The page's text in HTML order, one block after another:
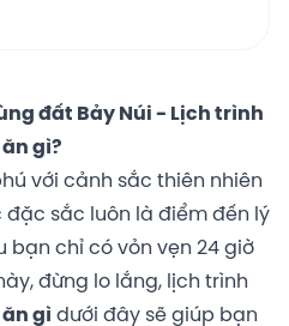
đất Bảy Núi - Lịch trình
gì?
với cảnh sắc thiên nhiên
đặc sắc luôn là điểm đến lý
bạn chỉ có vỏn vẹn 24 giờ
đừng lo lắng, lịch trình
gì dưới đây sẽ giúp bạn